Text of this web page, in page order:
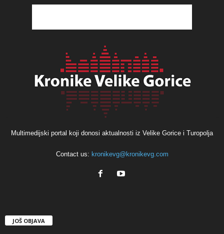
Multimedijski portal koji donosi aktualnosti iz Velike Gorice i Turopolja
Contact us: kronikevg@kronikevg.com
JOŠ OBJAVA